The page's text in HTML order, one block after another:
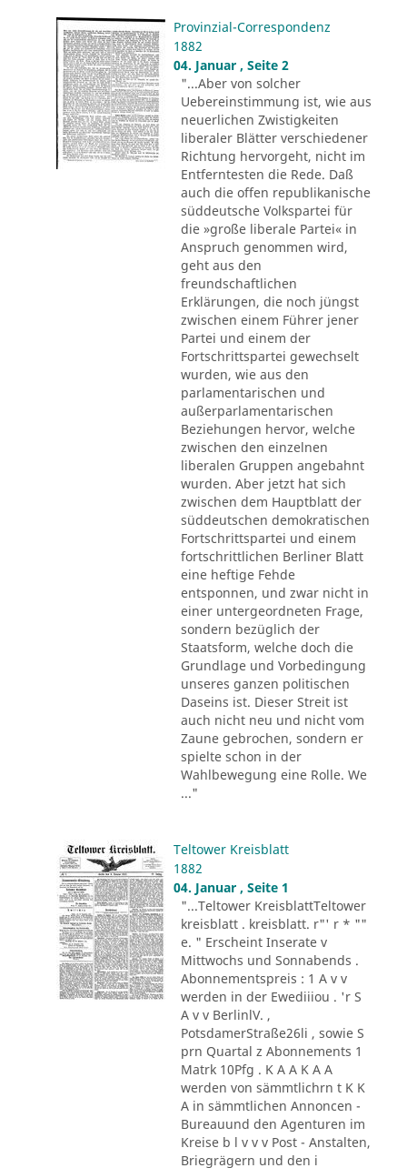
Provinzial-Correspondenz
1882
04. Januar , Seite 2
"...Aber von solcher
Uebereinstimmung ist, wie aus
neuerlichen Zwistigkeiten
liberaler Blätter verschiedener
Richtung hervorgeht, nicht im
Entferntesten die Rede. Daß
auch die offen republikanische
süddeutsche Volkspartei für
die »große liberale Partei« in
Anspruch genommen wird,
geht aus den
freundschaftlichen
Erklärungen, die noch jüngst
zwischen einem Führer jener
Partei und einem der
Fortschrittspartei gewechselt
wurden, wie aus den
parlamentarischen und
außerparlamentarischen
Beziehungen hervor, welche
zwischen den einzelnen
liberalen Gruppen angebahnt
wurden. Aber jetzt hat sich
zwischen dem Hauptblatt der
süddeutschen demokratischen
Fortschrittspartei und einem
fortschrittlichen Berliner Blatt
eine heftige Fehde
entsponnen, und zwar nicht in
einer untergeordneten Frage,
sondern bezüglich der
Staatsform, welche doch die
Grundlage und Vorbedingung
unseres ganzen politischen
Daseins ist. Dieser Streit ist
auch nicht neu und nicht vom
Zaune gebrochen, sondern er
spielte schon in der
Wahlbewegung eine Rolle. We
..."
Teltower Kreisblatt
1882
04. Januar , Seite 1
"...Teltower KreisblattTeltower
kreisblatt . kreisblatt. r"' r * ""
e. " Erscheint Inserate v
Mittwochs und Sonnabends .
Abonnementspreis : 1 A v v
werden in der Ewediiiou . 'r S
A v v BerlinlV. ,
PotsdamerStraße26li , sowie S
prn Quartal z Abonnements 1
Matrk 10Pfg . K A A K A A
werden von sämmtlichrn t K K
A in sämmtlichen Annoncen -
Bureauund den Agenturen im
Kreise b l v v v Post - Anstalten,
Briegrägern und den i